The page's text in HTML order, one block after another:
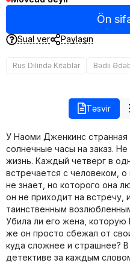
Ön
Sual ver Paylaşın
Rus Dilində Kitablar Bədii
Təsvir
У Наоми Дженкинс
солнечные часы на заказ.
жизнь. Каждый четверг в
встречается с человеком, о
не знает, но которого она
он не приходит на встречу,
таинственным
Убила ли его жена, которую
же он просто сбежал от
куда сложнее и страшнее?
детективе за каждым